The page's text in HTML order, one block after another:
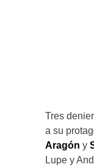
Tres
a su
Aragón y
Lupe y